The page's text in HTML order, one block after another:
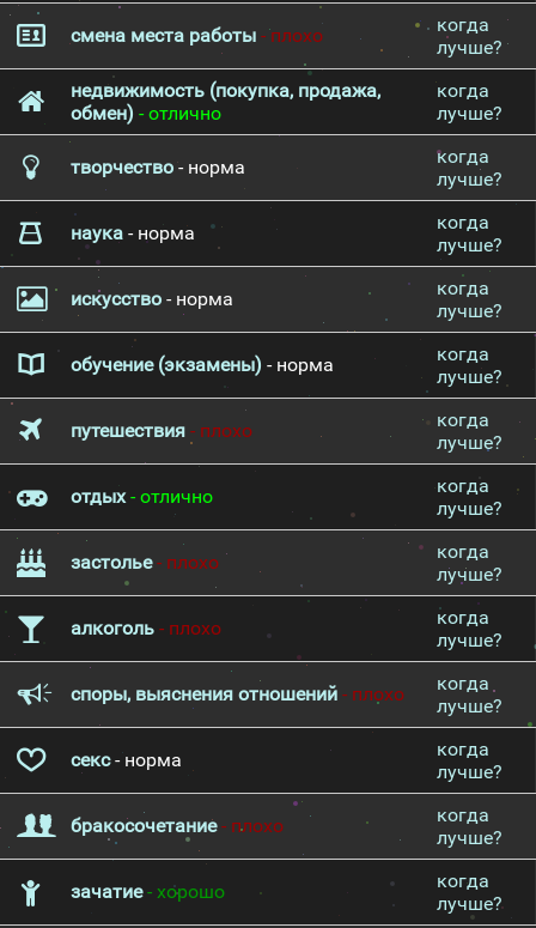
смена места работы - плохо
когда
лучше?
недвижимость (покупка, продажа,
обмен) - отлично
когда
лучше?
творчество- норма
когда
лучше?
наука - норма
когда
лучше?
искусство - норма
когда
лучше?
обучение (экзамены) - норма
когда
лучше?
путешествия - плохо
когда
лучше?
отдых- отлично
когда
лучше?
застолье- плохо
когда
лучше?
алкоголь - плохо
когда
лучше?
споры, выяснения отношений - плохо
когда
лучше?
секс- норма
когда
лучше?
бракосочетание- плохо
когда
лучше?
зачатие- хорошо
когда
лучше?